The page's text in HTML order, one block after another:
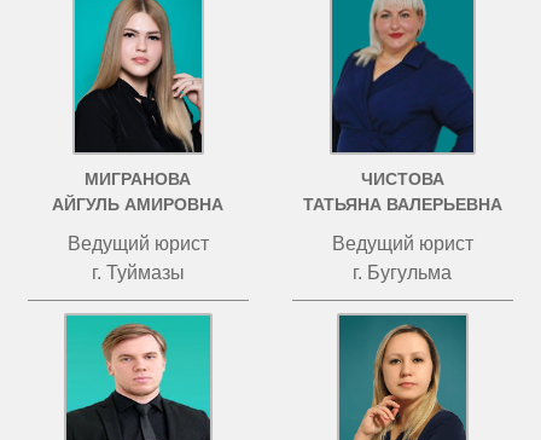
МИГРАНОВА
АЙГУЛЬ АМИРОВНА
Ведущий юрист
г. Туймазы
ЧИСТОВА
ТАТЬЯНА ВАЛЕРЬЕВНА
Ведущий юрист
г. Бугульма